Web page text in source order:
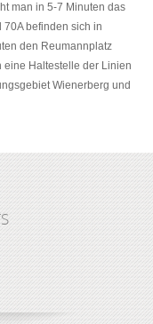
man in 5-7 Minuten das
70A befinden sich in
den Reumannplatz
eine Haltestelle der Linien
Wienerberg und